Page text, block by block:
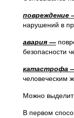
повреждение
нарушений в
авария —
безопасности
катастрофа
человеческим
Можно
В первом